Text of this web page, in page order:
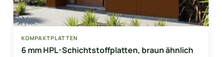
KOMPAKTPLATTEN
6 mm HPL-Schichtstoffplatten, braun ähnlich